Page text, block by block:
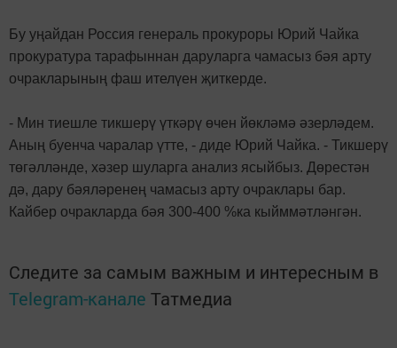
Бу уңайдан Россия генераль прокуроры Юрий Чайка
прокуратура тарафыннан даруларга чамасыз бәя арту
очракларының фаш ителүен җиткерде.
- Мин тиешле тикшерү үткәрү өчен йөкләмә әзерләдем.
Аның буенча чаралар үтте, - диде Юрий Чайка. - Тикшерү
төгәлләнде, хәзер шуларга анализ ясыйбыз. Дөрестән
дә, дару бәяләренең чамасыз арту очраклары бар.
Кайбер очракларда бәя 300-400 %ка кыйммәтләнгән.
Следите за самым важным и интересным в
Telegram-канале Татмедиа